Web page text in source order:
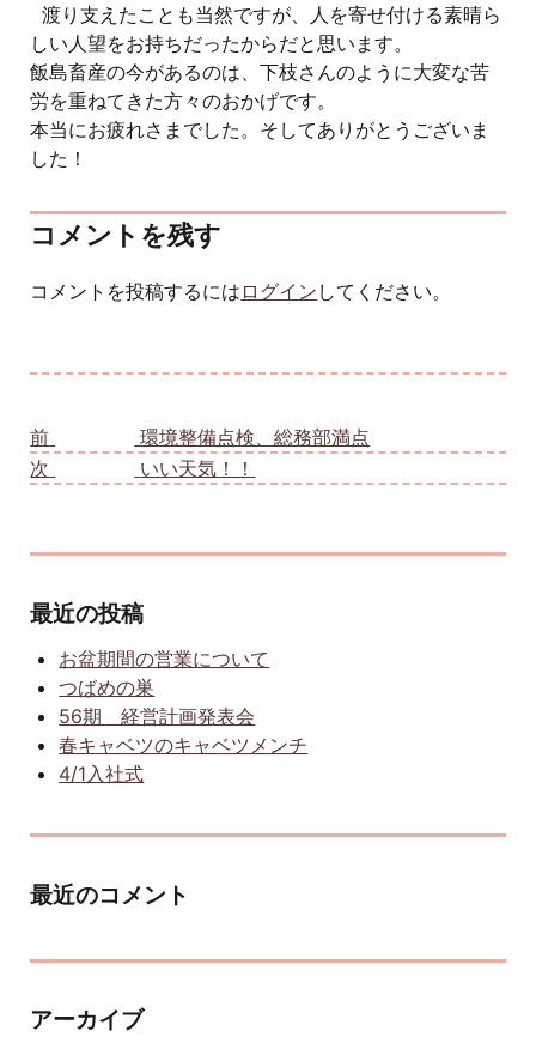
渡り支えたことも当然ですが、人を寄せ付ける素晴ら
しい人望をお持ちだったからだと思います。
飯島畜産の今があるのは、下枝さんのように大変な苦
労を重ねてきた方々のおかげです。
本当にお疲れさまでした。そしてありがとうございま
した！
コメントを残す
コメントを投稿するには ログイン してください。
前
環境整備点検、総務部満点
次
いい天気！！
最近の投稿
お盆期間の営業について
つばめの巣
56期 経営計画発表会
春キャベツのキャベツメンチ
4/1入社式
最近のコメント
アーカイブ